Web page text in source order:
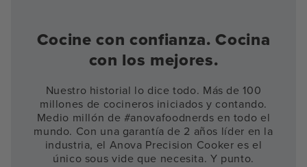
Cocine con confianza. Cocina
con los mejores.
Nuestro historial lo dice todo. Más de 100
millones de cocineros iniciados y contando.
Medio millón de #anovafoodnerds en todo el
mundo. Con una garantía de 2 años líder en la
industria, el Anova Precision Cooker es el
único sous vide que necesita. Y punto.